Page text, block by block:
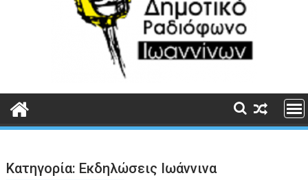
Κατηγορία: Εκδηλώσεις Ιωάννινα